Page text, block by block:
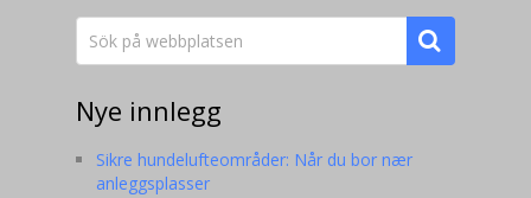
Nye innlegg
Sikre hundelufteområder: Når du bor nær
anleggsplasser